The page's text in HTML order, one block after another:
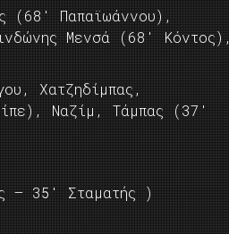
(68′ Παπαϊωάννου),
Μενσά (68′ Κόντος),
Χατζηδίμπας,
Ναζίμ, Τάμπας (37′
– 35′ Σταματής )